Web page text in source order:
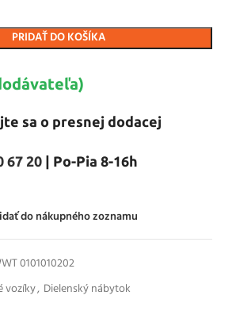
PRIDAŤ DO KOŠÍKA
sa o presnej dodacej
67 20 | Po-Pia 8-16h
do nákupného zoznamu
0101010202
vozíky, Dielenský nábytok